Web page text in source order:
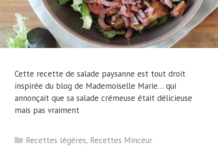
Cette recette de salade paysanne est tout droit
inspirée du blog de Mademoiselle Marie… qui
annonçait que sa salade crémeuse était délicieuse
mais pas vraiment
Catégories
Recettes légères, Recettes Minceur